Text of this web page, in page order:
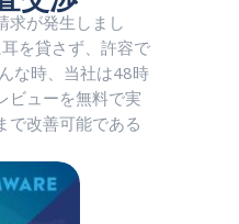
求が発生しまし
を貸さず、許容で
な時、当社は48時
ビューを無料で実
で改善可能である